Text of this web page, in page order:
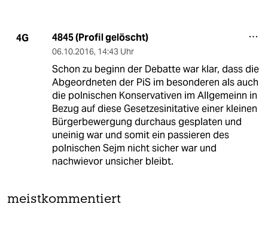
4G 4845 (Profil gelöscht)
06.10.2016, 14:43 Uhr
Schon zu beginn der Debatte war klar, dass die
Abgeordneten der PiS im besonderen als auch
die polnischen Konservativen im Allgemeinn in
Bezug auf diese Gesetzesinitative einer kleinen
Bürgerbewergung durchaus gesplaten und
uneinig war und somit ein passieren des
polnischen Sejm nicht sicher war und
nachwievor unsicher bleibt.
meistkommentiert